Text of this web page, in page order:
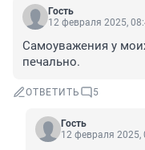
Гость
12 февраля 2025,
Самоуважения у
печально.
ОТВЕТИТЬ 5
Гость
12 февраля 2025,